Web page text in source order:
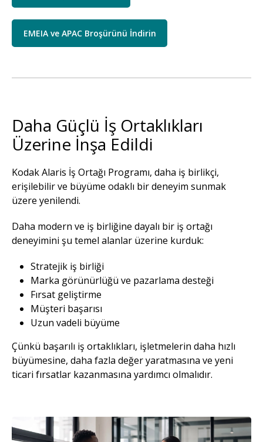
EMEIA ve APAC Broşürünü İndirin
Daha Güçlü İş Ortaklıkları
Üzerine İnşa Edildi
Kodak Alaris İş Ortağı Programı, daha iş birlikçi,
erişilebilir ve büyüme odaklı bir deneyim sunmak
üzere yenilendi.
Daha modern ve iş birliğine dayalı bir iş ortağı
deneyimini şu temel alanlar üzerine kurduk:
Stratejik iş birliği
Marka görünürlüğü ve pazarlama desteği
Fırsat geliştirme
Müşteri başarısı
Uzun vadeli büyüme
Çünkü başarılı iş ortaklıkları, işletmelerin daha hızlı
büyümesine, daha fazla değer yaratmasına ve yeni
ticari fırsatlar kazanmasına yardımcı olmalıdır.